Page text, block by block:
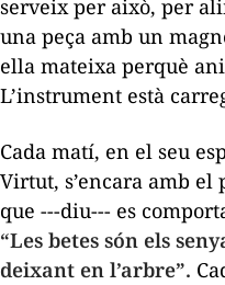
serveix per això, per
una peça amb un
ella mateixa perquè
L’instrument està
Cada matí, en el seu
Virtut, s’encara amb
que ---diu--- es
“Les betes són els
deixant en l’arbre”.